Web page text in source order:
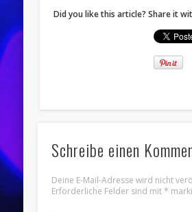
Did you like this article? Share it
Schreibe einen
Deine E-Mail-Adresse wird nicht
Erforderliche Felder sind mit*